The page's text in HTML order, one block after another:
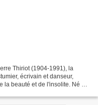
Thiriot (1904-1991), la
écrivain et danseur,
la beauté et de l'insolite. Né à